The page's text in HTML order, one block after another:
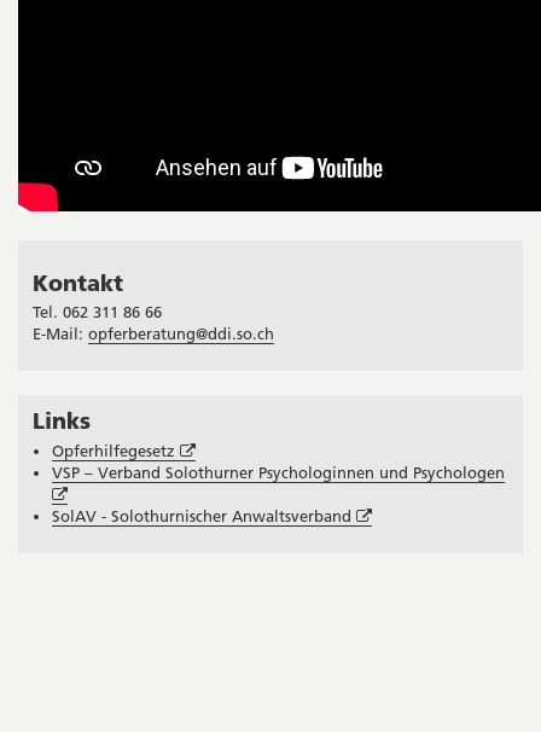
Kontakt
Tel. 062 311 86 66
E-Mail: opferberatung@ddi.so.ch
Seitenleiste
Links
Opferhilfegesetz
Öffnet
in
Fenster
VSP – Verband Solothurner Psychologinnen und Psychologen
Öffnet
in
SolAV - Solothurnischer Anwaltsverband
Öffnet